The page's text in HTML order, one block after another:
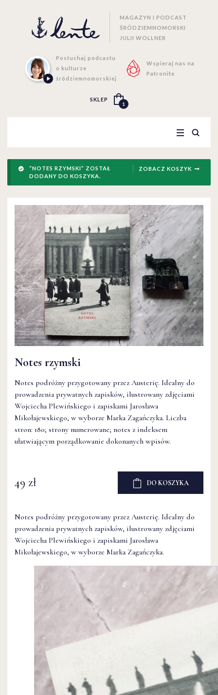
MAGAZYN I PODCAST
ŚRÓDZIEMNOMORSKI
JULII WOLLNER
Posłuchaj podcastu
o kulturze
śródziemnomorskiej
Wspieraj nas na
Patronite
SKLEP
1
ZOBACZ KOSZYK
“NOTES RZYMSKI” ZOSTAŁ
DODANY DO KOSZYKA.
Notes rzymski
Notes podróżny przygotowany przez Austerię. Idealny do
prowadzenia prywatnych zapisków, ilustrowany zdjęciami
Wojciecha Plewińskiego i zapiskami Jarosława
Mikołajewskiego, w wyborze Marka Zagańczyka. Liczba
stron: 180; strony numerowane; notes z indeksem
ułatwiającym porządkowanie dokonanych wpisów.
49 zł DO KOSZYKA
Notes podróżny przygotowany przez Austerię. Idealny do
prowadzenia prywatnych zapisków, ilustrowany zdjęciami
Wojciecha Plewińskiego i zapiskami Jarosława
Mikołajewskiego, w wyborze Marka Zagańczyka.